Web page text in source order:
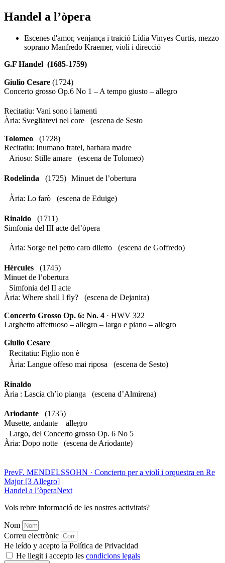
Handel a l’òpera
Escenes d'amor, venjança i traició Lídia Vinyes Curtis, mezzo
soprano Manfredo Kraemer, violí i direcció
G.F Handel (1685-1759)
Giulio Cesare (1724)
Concerto grosso Op.6 No 1 – A tempo giusto – allegro
Recitatiu: Vani sono i lamenti
Ària: Svegliatevi nel core (escena de Sesto
Tolomeo (1728)
Recitatiu: Inumano fratel, barbara madre
Arioso: Stille amare (escena de Tolomeo)
Rodelinda (1725) Minuet de l’obertura
Ària: Lo farò (escena de Eduige)
Rinaldo (1711)
Simfonia del III acte del’òpera
Ària: Sorge nel petto caro diletto (escena de Goffredo)
Hèrcules (1745)
Minuet de l’obertura
Simfonia del II acte
Ària: Where shall I fly? (escena de Dejanira)
Concerto Grosso Op. 6: No. 4 · HWV 322
Larghetto affettuoso – allegro – largo e piano – allegro
Giulio Cesare
Recitatiu: Figlio non è
Ària: Langue offeso mai riposa (escena de Sesto)
Rinaldo
Ària : Lascia ch’io pianga (escena d’Almirena)
Ariodante (1735)
Musette, andante – allegro
Largo, del Concerto grosso Op. 6 No 5
Ària: Dopo notte (escena de Ariodante)
PrevF. MENDELSSOHN · Concierto per a violí i orquestra en Re
Major [3 Allegro]
Handel a l’òperaNext
Vols rebre informació de les nostres activitats?
Nom
Correu electrònic
He leído y acepto la Política de Privacidad
He llegit i accepto les condicions legals